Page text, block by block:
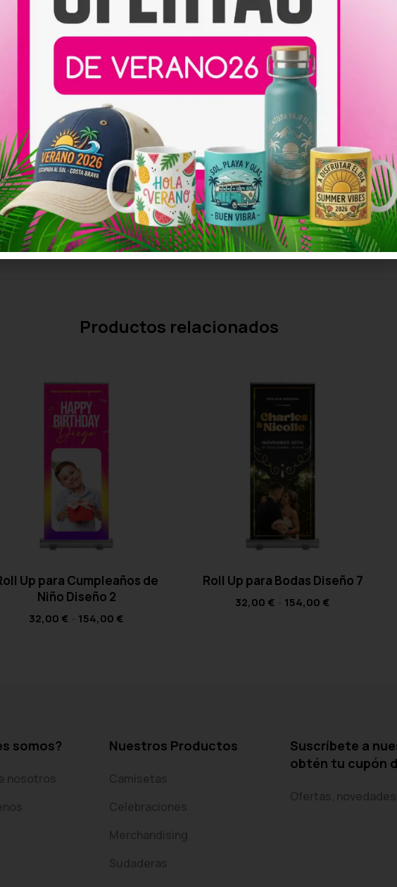
imágenes o mensajes
imprimir para asegurar un
Productos relacionados
Up para Cumpleaños de
Niño Diseño 2
32,00 € 154,00 €
Roll Up para Bodas Diseño 7
32,00 € 154,00 €
somos?
nosotros
Nuestros Productos
Camisetas
Celebraciones
Merchandising
Sudaderas
Suscríbete a
obtén tu cupón
Ofertas,